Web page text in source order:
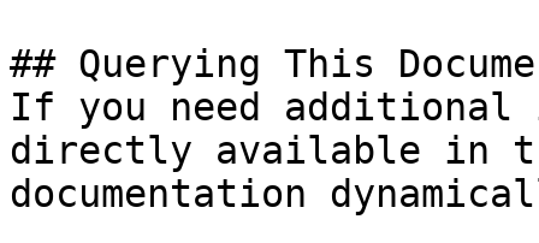
## Querying This
If you need
directly available in
documentation